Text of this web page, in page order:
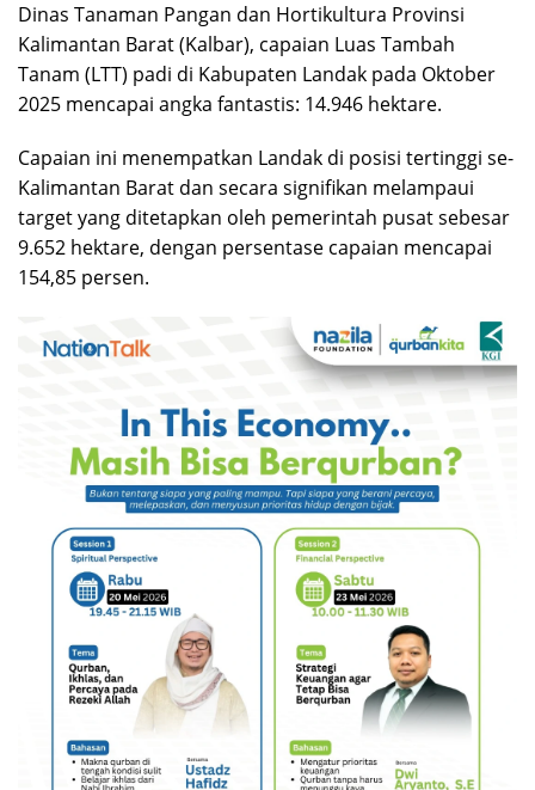
Dinas Tanaman Pangan dan Hortikultura Provinsi
Kalimantan Barat (Kalbar), capaian Luas Tambah
Tanam (LTT) padi di Kabupaten Landak pada Oktober
2025 mencapai angka fantastis: 14.946 hektare.
Capaian ini menempatkan Landak di posisi tertinggi se-
Kalimantan Barat dan secara signifikan melampaui
target yang ditetapkan oleh pemerintah pusat sebesar
9.652 hektare, dengan persentase capaian mencapai
154,85 persen.